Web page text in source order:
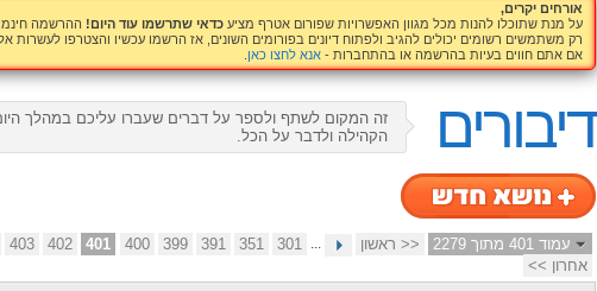
אורחים יקרים,
על מנת שתוכלו להנות מכל מגוון האפשרויות שפורום אטרף מציע כדאי שתרשמו עוד היום! ההרשמה
רק משתמשים רשומים יכולים להגיב ולפתוח דיונים בפורומים השונים, אז הרשמו עכשיו והצטרפו לעשרות
אם אתם חווים בעיות בהרשמה או בהתחברות - אנא לחצו כאן
דיבורים
זה המקום לשתף ולספר על דברים שעברו עליכם במהלך היום,
הקהילה ולדבר על הכל.
עמוד 401 מתוך 2279 << ראשון ...
301
351
391
399
400
401
402
403
אחרון >>